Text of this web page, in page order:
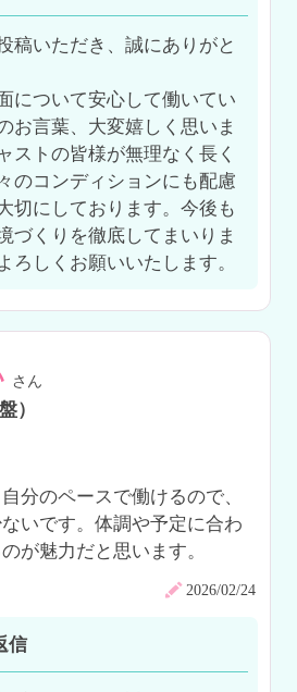
稿いただき、誠にありがと
について安心して働いてい
お言葉、大変嬉しく思いま
ストの皆様が無理なく長く
のコンディションにも配慮
切にしております。今後も
づくりを徹底してまいりま
ろしくお願いいたします。
さん
）
分のペースで働けるので、
いです。体調や予定に合わ
が魅力だと思います。
2026/02/24
信